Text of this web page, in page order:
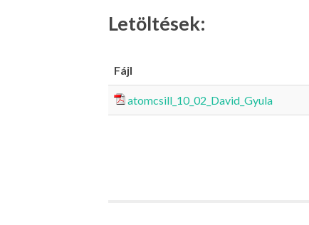
Letöltések:
Fájl
atomcsill_10_02_David_Gyula